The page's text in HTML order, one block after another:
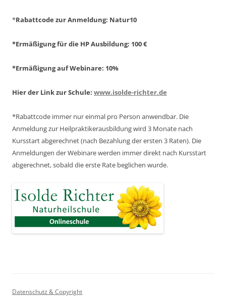
*Rabattcode zur Anmeldung: Natur10
*Ermäßigung für die HP Ausbildung: 100 €
*Ermäßigung auf Webinare: 10%
Hier der Link zur Schule: www.isolde-richter.de
*Rabattcode immer nur einmal pro Person anwendbar. Die
Anmeldung zur Heilpraktikerausbildung wird 3 Monate nach
Kursstart abgerechnet(nach Bezahlung der ersten 3 Raten). Die
Anmeldungen der Webinare werden immer direkt nach Kursstart
abgerechnet,sobald die erste Rate beglichen wurde.
Datenschutz & Copyright